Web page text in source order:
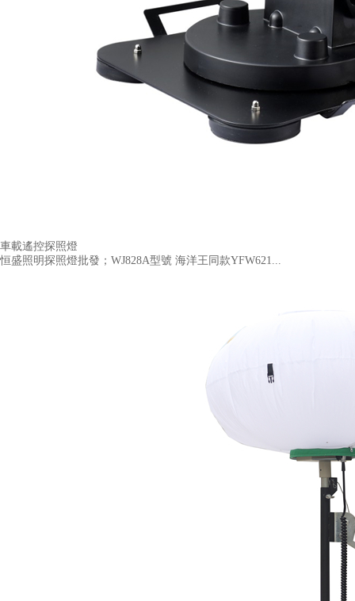
車載遙控探照燈
恒盛照明探照燈批發；WJ828A型號 海洋王同款YFW621...